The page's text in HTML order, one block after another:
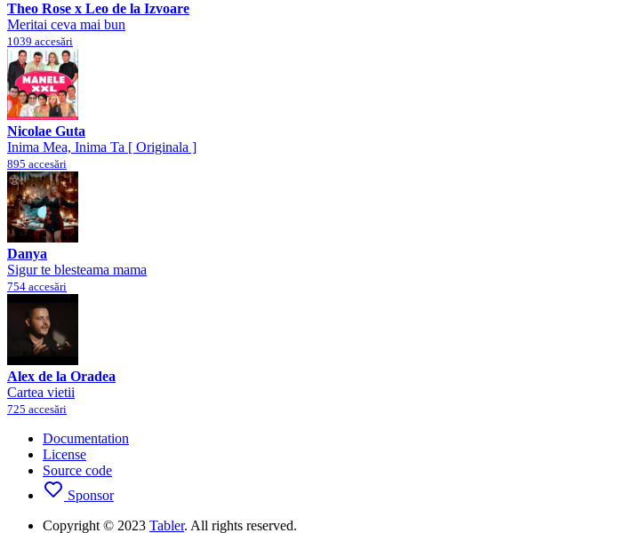
Theo Rose x Leo de la Izvoare
Meritai ceva mai bun
1039 accesări
Nicolae Guta
Inima Mea, Inima Ta [ Originala ]
895 accesări
Danya
Sigur te blesteama mama
754 accesări
Alex de la Oradea
Cartea vietii
725 accesări
Documentation
License
Source code
Sponsor
Copyright © 2023 Tabler. All rights reserved.